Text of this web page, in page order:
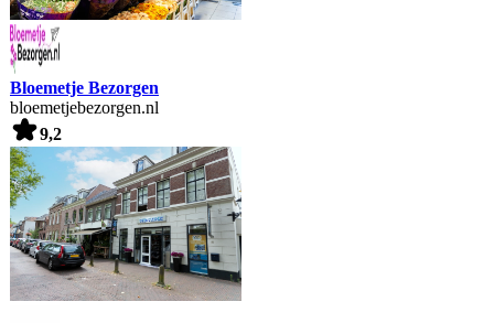
Bloemetje Bezorgen
bloemetjebezorgen.nl
9,2